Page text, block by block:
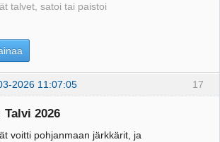
talvet, satoi tai paistoi
17
2026 11:07:05
Talvi 2026
voitti pohjanmaan järkkärit, ja